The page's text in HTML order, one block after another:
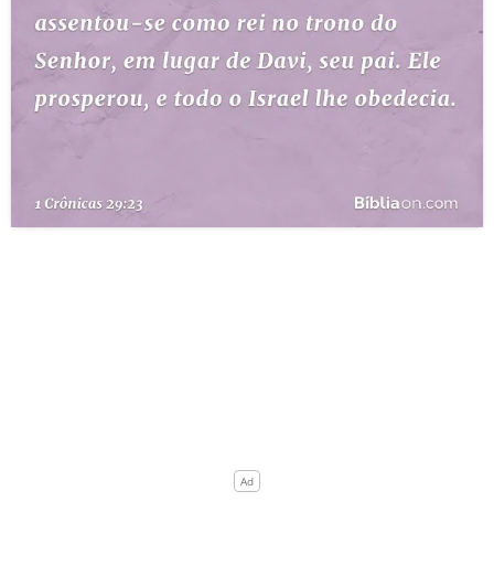
TEMAS
TERMO BÍBLICO